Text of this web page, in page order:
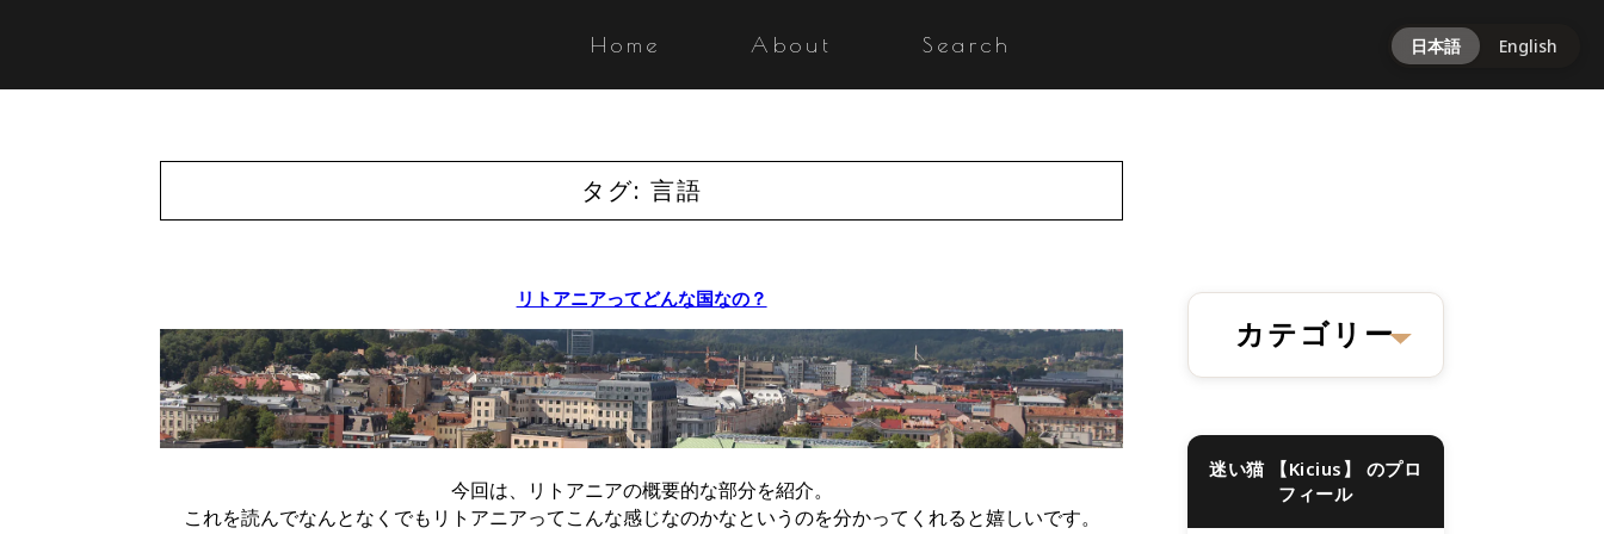
Home About Search 日本語 English
カテゴリー
リトアニアのこと(7)
レシピ(18)
料理(2)
迷い猫 【Kicius】 のプロ
フィール
タグ: 言語
リトアニアってどんな国なの？
今回は、リトアニアの概要的な部分を紹介。
これを読んでなんとなくでもリトアニアってこんな感じなのかなというのを分かってくれると嬉しいです。